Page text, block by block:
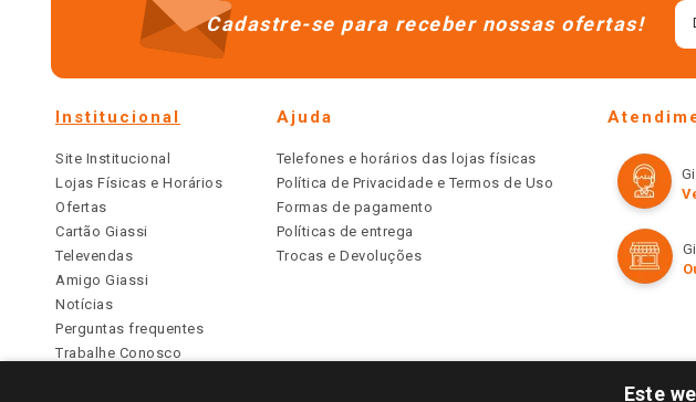
Cadastre-se para receber nossas ofertas!
Institucional
Site Institucional
Lojas Físicas e Horários
Ofertas
Cartão Giassi
Televendas
Amigo Giassi
Notícias
Perguntas frequentes
Trabalhe Conosco
Ajuda
Telefones e horários das lojas físicas
Política de Privacidade e Termos de Uso
Formas de pagamento
Políticas de entrega
Trocas e Devoluções
Este